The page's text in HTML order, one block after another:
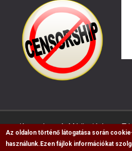
Kapcsolat Médiaajánlat
Az oldalon történő látogatása során
használunk. Ezen fájlok információkat